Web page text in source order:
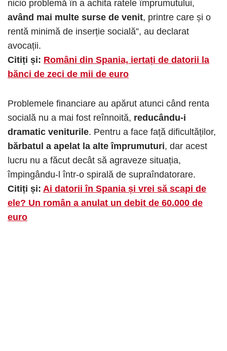
nicio problemă în a achita ratele împrumutului,
având mai multe surse de venit, printre care și o
rentă minimă de inserție socială”, au declarat
avocații.
Citiți și: Români din Spania, iertați de datorii la
bănci de zeci de mii de euro
Problemele financiare au apărut atunci când renta
socială nu a mai fost reînnoită, reducându-i
dramatic veniturile. Pentru a face față dificultăților,
bărbatul a apelat la alte împrumuturi, dar acest
lucru nu a făcut decât să agraveze situația,
împingându-l într-o spirală de supraîndatorare.
Citiți și: Ai datorii în Spania și vrei să scapi de
ele? Un român a anulat un debit de 60.000 de
euro